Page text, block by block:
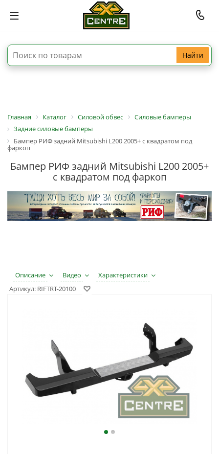
Найти
Главная Каталог Силовой обвес
Силовые бамперы
Задние силовые бамперы
Бампер РИФ задний Mitsubishi L200 2005+ с квадратом под
фаркоп
Бампер РИФ задний Mitsubishi L200 2005+
с квадратом под фаркоп
Описание Видео
Характеристики
Артикул: RIFTRT-20100